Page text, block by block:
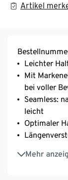
Artikel
Leichter
Mit
bei voller
Seamless:
leicht
Optimaler
Mehr